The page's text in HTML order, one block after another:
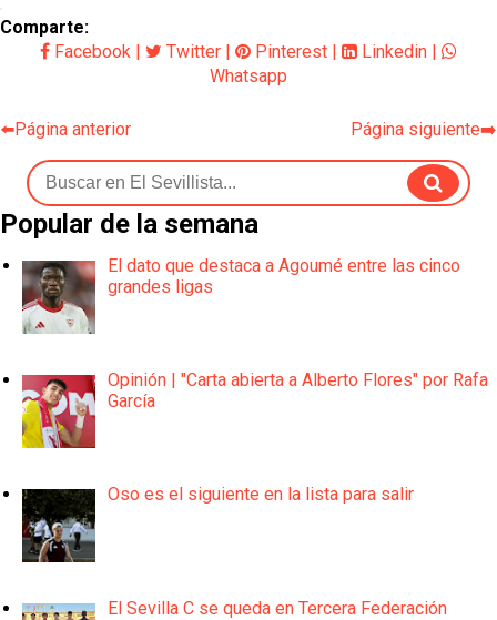
Comparte:
Facebook | Twitter | Pinterest | Linkedin |
Whatsapp
⬅️Página anterior Página siguiente➡️
Popular de la semana
El dato que destaca a Agoumé entre las cinco
grandes ligas
Opinión | "Carta abierta a Alberto Flores" por Rafa
García
Oso es el siguiente en la lista para salir
El Sevilla C se queda en Tercera Federación